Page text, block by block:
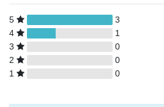
5
3
4
1
3
0
2
0
1
0